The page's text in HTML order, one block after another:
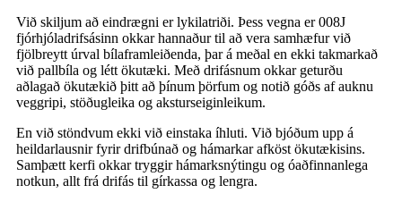
Við skiljum að eindrægni er lykilatriði. Þess vegna er 008J
fjórhjóladrifsásinn okkar hannaður til að vera samhæfur við
fjölbreytt úrval bílaframleiðenda, þar á meðal en ekki takmarkað
við pallbíla og létt ökutæki. Með drifásnum okkar geturðu
aðlagað ökutækið þitt að þínum þörfum og notið góðs af auknu
veggripi, stöðugleika og aksturseiginleikum.
En við stöndvum ekki við einstaka íhluti. Við bjóðum upp á
heildarlausnir fyrir drifbúnað og hámarkar afköst ökutækisins.
Samþætt kerfi okkar tryggir hámarksnýtingu og óaðfinnanlega
notkun, allt frá drifás til gírkassa og lengra.